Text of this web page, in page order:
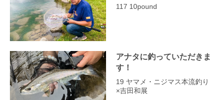
117 10pound
アナタに釣っていただきま
す！
19 ヤマメ・ニジマス本流釣り
×吉田和展